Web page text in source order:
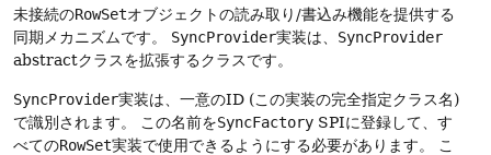
未接続のRowSetオブジェクトの読み取り/書込み機能を提供する
同期メカニズムです。
SyncProvider実装は、 SyncProvider
abstractクラスを拡張するクラスです。
SyncProvider実装は、一意のID (この実装の完全指定クラス名)
で識別されます。
この名前をSyncFactory SPIに登録して、す
べてのRowSet実装で使用できるようにする必要があります。
こ